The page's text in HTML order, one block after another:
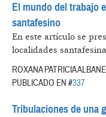
El mundo del trabajo
santafesino
En este artículo se
localidades
ROXANA PATRICIA
PUBLICADO EN #337
Tribulaciones de una